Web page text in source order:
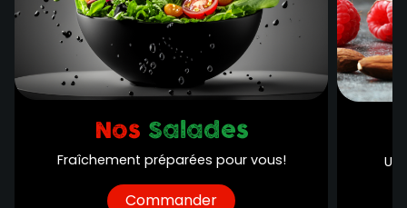
Nos Salades
Fraîchement préparées pour vous!
Commander